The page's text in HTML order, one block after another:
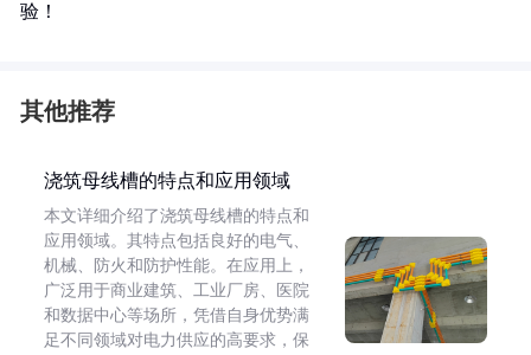
验！
其他推荐
浇筑母线槽的特点和应用领域
本文详细介绍了浇筑母线槽的特点和
应用领域。其特点包括良好的电气、
机械、防火和防护性能。在应用上，
广泛用于商业建筑、工业厂房、医院
和数据中心等场所，凭借自身优势满
足不同领域对电力供应的高要求，保